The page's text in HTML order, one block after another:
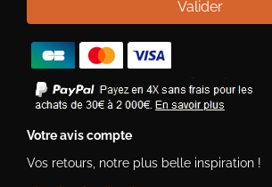
Valider
Votre avis compte
Vos retours, notre plus belle inspiration !